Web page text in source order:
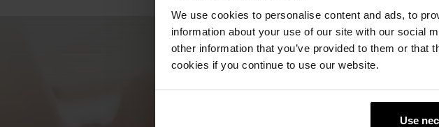
We use cookies to personalise content and ads, to
information about your use of our site with our social
other information that you’ve provided to them or that
cookies if you continue to use our website.
Use
Sie